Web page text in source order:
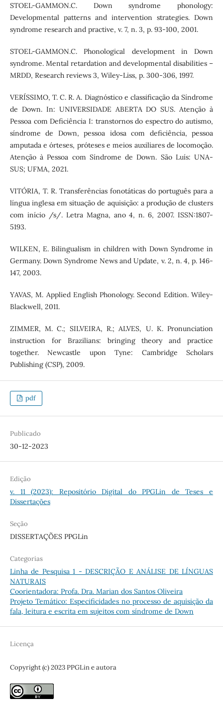
STOEL-GAMMON.C. Down syndrome phonology:
Developmental patterns and intervention strategies. Down
syndrome research and practive, v. 7, n. 3, p. 93-100, 2001.
STOEL-GAMMON.C. Phonological development in Down
syndrome. Mental retardation and developmental disabilities –
MRDD, Research reviews 3, Wiley-Liss, p. 300-306, 1997.
VERÍSSIMO, T. C. R. A. Diagnóstico e classificação da Síndrome
de Down. In: UNIVERSIDADE ABERTA DO SUS. Atenção à
Pessoa com Deficiência I: transtornos do espectro do autismo,
síndrome de Down, pessoa idosa com deficiência, pessoa
amputada e órteses, próteses e meios auxiliares de locomoção.
Atenção à Pessoa com Síndrome de Down. São Luís: UNA-
SUS; UFMA, 2021.
VITÓRIA, T. R. Transferências fonotáticas do português para a
língua inglesa em situação de aquisição: a produção de clusters
com início /s/. Letra Magna, ano 4, n. 6, 2007. ISSN:1807-
5193.
WILKEN, E. Bilingualism in children with Down Syndrome in
Germany. Down Syndrome News and Update, v. 2, n. 4, p. 146-
147, 2003.
YAVAS, M. Applied English Phonology. Second Edition. Wiley-
Blackwell, 2011.
ZIMMER, M. C.; SILVEIRA, R.; ALVES, U. K. Pronunciation
instruction for Brazilians: bringing theory and practice
together. Newcastle upon Tyne: Cambridge Scholars
Publishing (CSP), 2009.
pdf
Publicado
30-12-2023
Edição
v. 11 (2023): Repositório Digital do PPGLin de Teses e
Dissertações
Seção
DISSERTAÇÕES PPGLin
Categorias
Linha de Pesquisa 1 - DESCRIÇÃO E ANÁLISE DE LÍNGUAS
NATURAIS
Coorientadora: Profa. Dra. Marian dos Santos Oliveira
Projeto Temático: Especificidades no processo de aquisição da
fala, leitura e escrita em sujeitos com síndrome de Down
Licença
Copyright (c) 2023 PPGLin e autora